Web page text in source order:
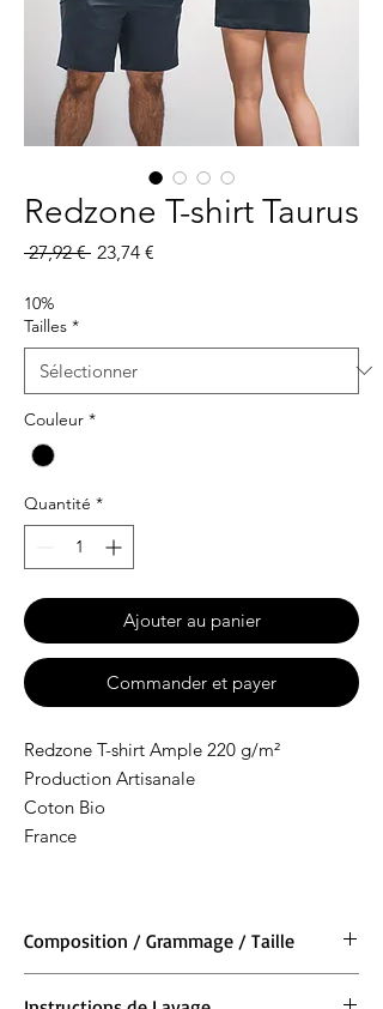
Redzone T-shirt Taurus
27,92 € Prix
23,74 €
10%
Tailles *
Couleur *
Quantité *
Ajouter au panier
Commander et payer
Redzone T-shirt Ample 220 g/m²
Production Artisanale
Coton Bio
France
Composition / Grammage / Taille